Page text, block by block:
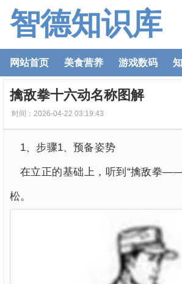
智德知识库
网站首页 美食营养 游戏数码
擒敌拳十六动名称图解
时间：2026-04-22 03:19:43
1、步骤1、预备姿势
在立正的基础上，听到“擒敌拳
松。